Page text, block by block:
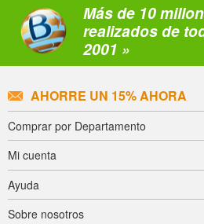
Más de 10
realizados de
2001 »
AHORRE UN 15% AHORA
Comprar por Departamento
Mi cuenta
Ayuda
Sobre nosotros